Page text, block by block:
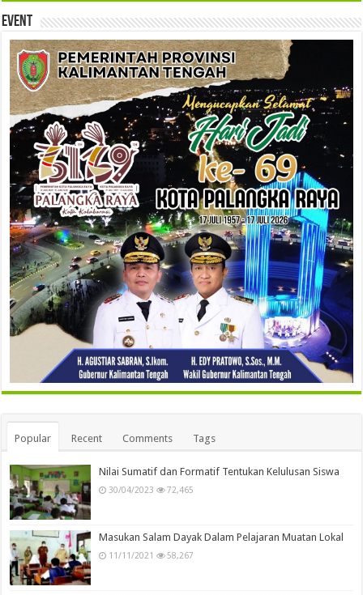
Event
Popular Recent Comments Tags
Nilai Sumatif dan Formatif Tentukan Kelulusan Siswa
30/04/2023 72,465
Masukan Salam Dayak Dalam Pelajaran Muatan Lokal
11/11/2021 58,267